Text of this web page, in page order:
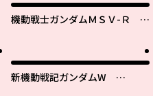
機動戦士ガンダムＭＳＶ-Ｒ ジ
新機動戦記ガンダムW